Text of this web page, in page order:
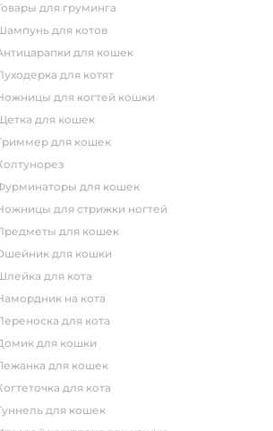
товары для груминга
шампунь для котов
антицарапки для кошек
пуходерка для котят
ножницы для когтей кошки
щетка для кошек
триммер для кошек
колтунорез
фурминаторы для кошек
ножницы для стрижки ногтей
предметы для кошек
ошейник для кошки
шлейка для кота
намордник на кота
переноска для кота
домик для кошки
лежанка для кошек
когтеточка для кота
туннель для кошек